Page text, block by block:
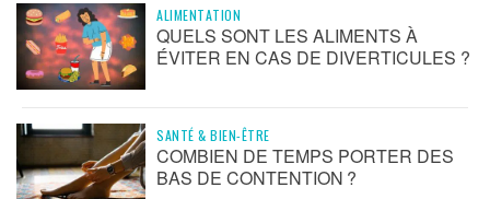
ALIMENTATION
QUELS SONT LES ALIMENTS À
ÉVITER EN CAS DE DIVERTICULES ?
SANTÉ & BIEN-ÊTRE
COMBIEN DE TEMPS PORTER DES
BAS DE CONTENTION ?